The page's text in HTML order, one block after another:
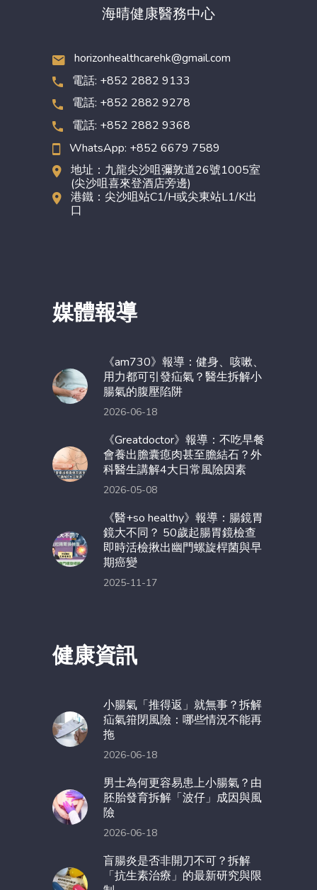
海晴健康醫務中心
horizonhealthcarehk@gmail.com
電話: +852 2882 9133
電話: +852 2882 9278
電話: +852 2882 9368
WhatsApp: +852 6679 7589
地址：九龍尖沙咀彌敦道26號1005室
(尖沙咀喜來登酒店旁邊)
港鐵：尖沙咀站C1/H或尖東站L1/K出
口
媒體報導
《am730》報導：健身、咳嗽、
用力都可引發疝氣？醫生拆解小
腸氣的腹壓陷阱
2026-06-18
《Greatdoctor》報導：不吃早餐
會養出膽囊瘜肉甚至膽結石？外
科醫生講解4大日常風險因素
2026-05-08
《醫+so healthy》報導：腸鏡胃
鏡大不同？ 50歲起腸胃鏡檢查
即時活檢揪出幽門螺旋桿菌與早
期癌變
2025-11-17
健康資訊
小腸氣「推得返」就無事？拆解
疝氣箝閉風險：哪些情況不能再
拖
2026-06-18
男士為何更容易患上小腸氣？由
胚胎發育拆解「波仔」成因與風
險
2026-06-18
盲腸炎是否非開刀不可？拆解
「抗生素治療」的最新研究與限